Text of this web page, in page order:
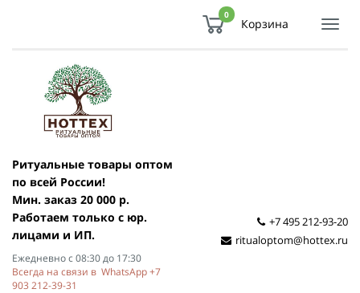
0
Корзина
Ритуальные товары оптом
по всей России!
Мин. заказ 20 000 р.
Работаем только с юр.
лицами и ИП.
Ежедневно с 08:30 до 17:30
Всегда на связи в WhatsApp +7
903 212-39-31
+7 495 212-93-20
ritualoptom@hottex.ru